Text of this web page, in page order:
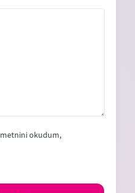
metnini okudum,